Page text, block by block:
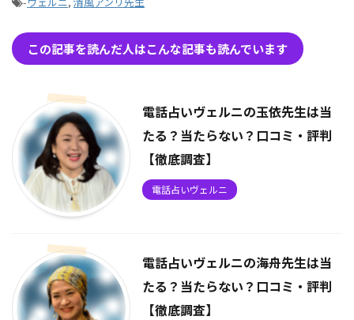
この記事を読んだ人はこんな記事も読んでいます
電話占いヴェルニの玉依先生は当
たる？当たらない？口コミ・評判
【徹底調査】
電話占いヴェルニ
電話占いヴェルニの海舟先生は当
たる？当たらない？口コミ・評判
【徹底調査】